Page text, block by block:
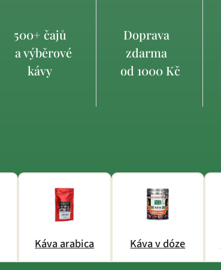
500+ čajů
a výběrové
kávy
Doprava
zdarma
od 1000 Kč
Káva arabica Káva v dóze